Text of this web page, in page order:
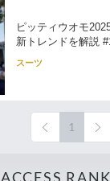
ピッティウオモ
新トレンドを解説
スーツ
1
ACCESS